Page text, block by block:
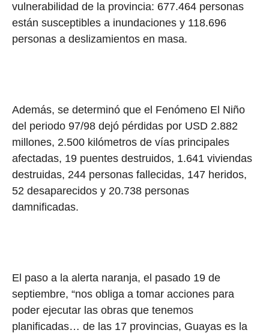
vulnerabilidad de la provincia: 677.464 personas
están susceptibles a inundaciones y 118.696
personas a deslizamientos en masa.
Además, se determinó que el Fenómeno El Niño
del periodo 97/98 dejó pérdidas por USD 2.882
millones, 2.500 kilómetros de vías principales
afectadas, 19 puentes destruidos, 1.641 viviendas
destruidas, 244 personas fallecidas, 147 heridos,
52 desaparecidos y 20.738 personas
damnificadas.
El paso a la alerta naranja, el pasado 19 de
septiembre, “nos obliga a tomar acciones para
poder ejecutar las obras que tenemos
planificadas… de las 17 provincias, Guayas es la